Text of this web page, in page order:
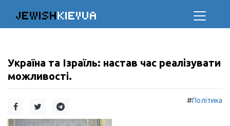
JEWISHKIEVUA
Україна та Ізраїль: настав час реалізувати
можливості.
#Політика